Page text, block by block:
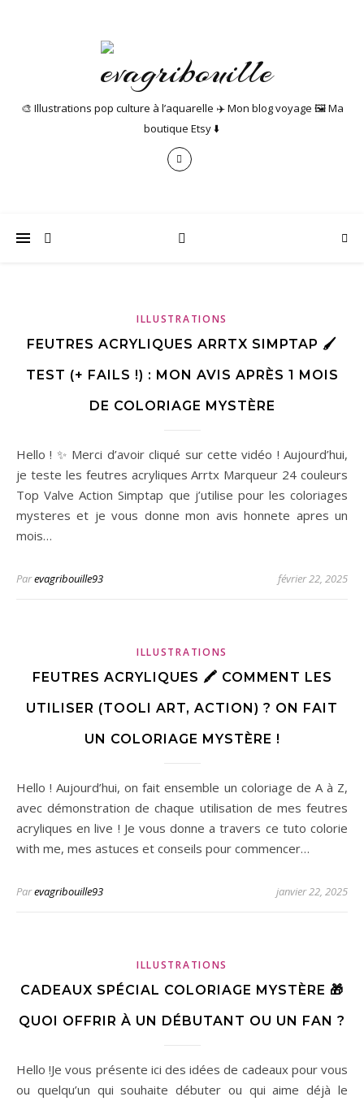
🎨 Illustrations pop culture à l’aquarelle ✈️ Mon blog voyage 🖼️ Ma
boutique Etsy ⬇️
ILLUSTRATIONS
FEUTRES ACRYLIQUES ARRTX SIMPTAP 🖌️
TEST (+ FAILS !) : MON AVIS APRÈS 1 MOIS
DE COLORIAGE MYSTÈRE
Hello ! ✨ Merci d’avoir cliqué sur cette vidéo ! Aujourd’hui,
je teste les feutres acryliques Arrtx Marqueur 24 couleurs
Top Valve Action Simptap que j’utilise pour les coloriages
mysteres et je vous donne mon avis honnete apres un
mois…
Parevagribouille93 février 22, 2025
ILLUSTRATIONS
FEUTRES ACRYLIQUES 🖍️ COMMENT LES
UTILISER (TOOLI ART, ACTION) ? ON FAIT
UN COLORIAGE MYSTÈRE !
Hello ! Aujourd’hui, on fait ensemble un coloriage de A à Z,
avec démonstration de chaque utilisation de mes feutres
acryliques en live ! Je vous donne a travers ce tuto colorie
with me, mes astuces et conseils pour commencer…
Parevagribouille93 janvier 22, 2025
ILLUSTRATIONS
CADEAUX SPÉCIAL COLORIAGE MYSTÈRE 🎁
QUOI OFFRIR À UN DÉBUTANT OU UN FAN ?
Hello !Je vous présente ici des idées de cadeaux pour vous
ou quelqu’un qui souhaite débuter ou qui aime déjà le